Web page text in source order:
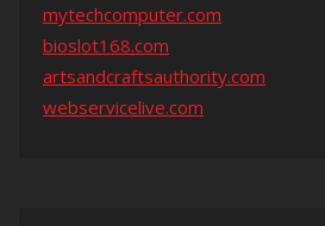
mytechcomputer.com
bioslot168.com
artsandcraftsauthority.com
webservicelive.com